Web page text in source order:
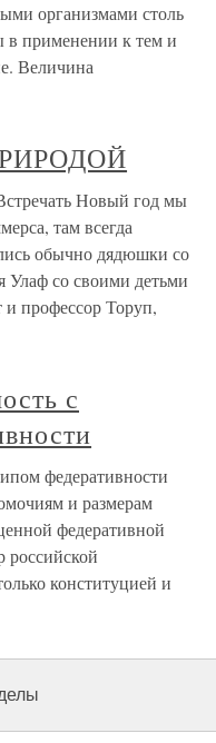
организмами столь
в применении к тем и
Величина
Новый год мы
там всегда
обычно дядюшки со
Улаф со своими детьми
профессор Торуп,
с
федеративности
и размерам
федеративной
российской
конституцией и